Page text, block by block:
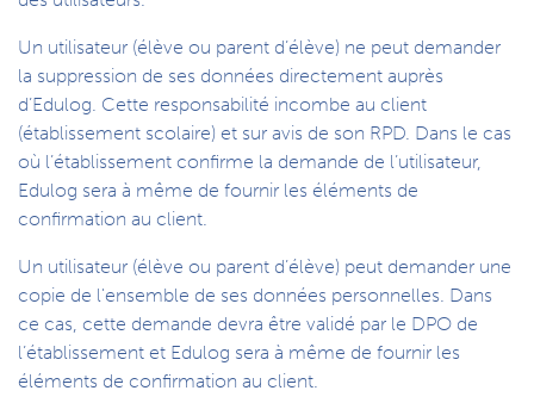
Un utilisateur (élève ou parent d’élève) ne peut demander
la suppression de ses données directement auprès
d’Edulog. Cette responsabilité incombe au client
(établissement scolaire) et sur avis de son RPD. Dans le cas
où l’établissement confirme la demande de l’utilisateur,
Edulog sera à même de fournir les éléments de
confirmation au client.
Un utilisateur (élève ou parent d’élève) peut demander une
copie de l'ensemble de ses données personnelles. Dans
ce cas, cette demande devra être validé par le DPO de
l’établissement et Edulog sera à même de fournir les
éléments de confirmation au client.